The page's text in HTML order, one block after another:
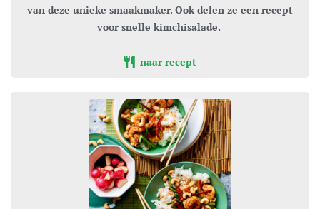
van deze unieke smaakmaker. Ook delen ze een recept
voor snelle kimchisalade.
naar recept